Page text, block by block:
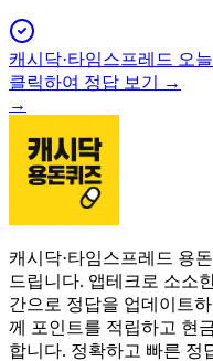
캐시닥·타임스프레드 오
클릭하여 정답 보기 →
→
캐시닥·타임스프레드 용
드립니다. 앱테크로 소소
간으로 정답을 업데이트
께 포인트를 적립하고 현
합니다. 정확하고 빠른 정